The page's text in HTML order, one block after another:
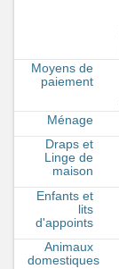
Moyens de
paiement
Ménage
Draps et
Linge de
maison
Enfants et
lits
d'appoints
Animaux
domestiques